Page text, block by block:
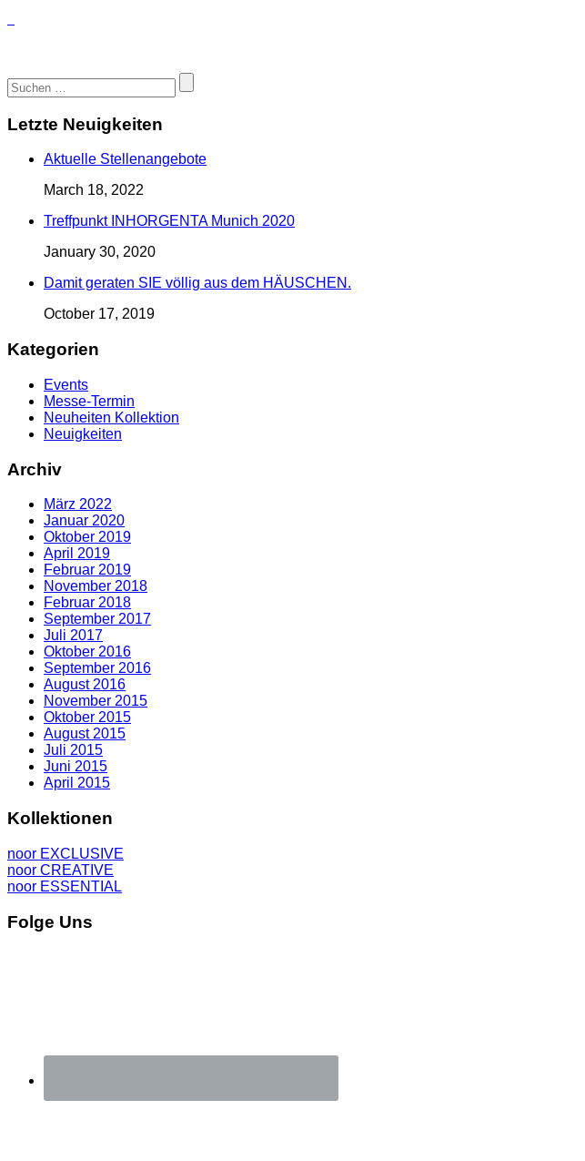
Letzte Neuigkeiten
Aktuelle Stellenangebote
March 18, 2022
Treffpunkt INHORGENTA Munich 2020
January 30, 2020
Damit geraten SIE völlig aus dem HÄUSCHEN.
October 17, 2019
Kategorien
Events
Messe-Termin
Neuheiten Kollektion
Neuigkeiten
Archiv
März 2022
Januar 2020
Oktober 2019
April 2019
Februar 2019
November 2018
Februar 2018
September 2017
Juli 2017
Oktober 2016
September 2016
August 2016
November 2015
Oktober 2015
August 2015
Juli 2015
Juni 2015
April 2015
Kollektionen
noor EXCLUSIVE
noor CREATIVE
noor ESSENTIAL
Folge Uns